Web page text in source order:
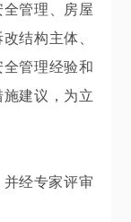
管理、房屋
结构主体、
管理经验和
建议，为立
经专家评审